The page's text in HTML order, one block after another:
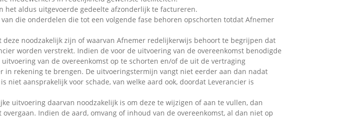
het aldus uitgevoerde gedeelte afzonderlijk te factureren.
die onderdelen die tot een volgende fase behoren opschorten totdat Afnemer
noodzakelijk zijn of waarvan Afnemer redelijkerwijs behoort te begrijpen dat
worden verstrekt. Indien de voor de uitvoering van de overeenkomst benodigde
van de overeenkomst op te schorten en/of de uit de vertraging
rekening te brengen. De uitvoeringstermijn vangt niet eerder aan dan nadat
niet aansprakelijk voor schade, van welke aard ook, doordat Leverancier is
uitvoering daarvan noodzakelijk is om deze te wijzigen of aan te vullen, dan
Indien de aard, omvang of inhoud van de overeenkomst, al dan niet op